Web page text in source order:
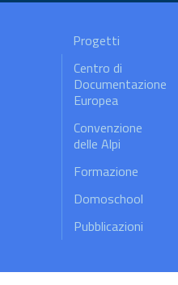
Progetti
Centro di
Documentazione
Europea
Convenzione
delle Alpi
Formazione
Domoschool
Pubblicazioni